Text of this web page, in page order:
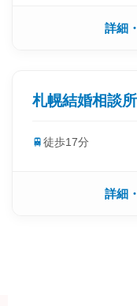
詳細
札幌結婚相談
🚆徒歩17分
詳細